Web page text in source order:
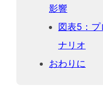
影響
図表5：
ナリオ
おわりに